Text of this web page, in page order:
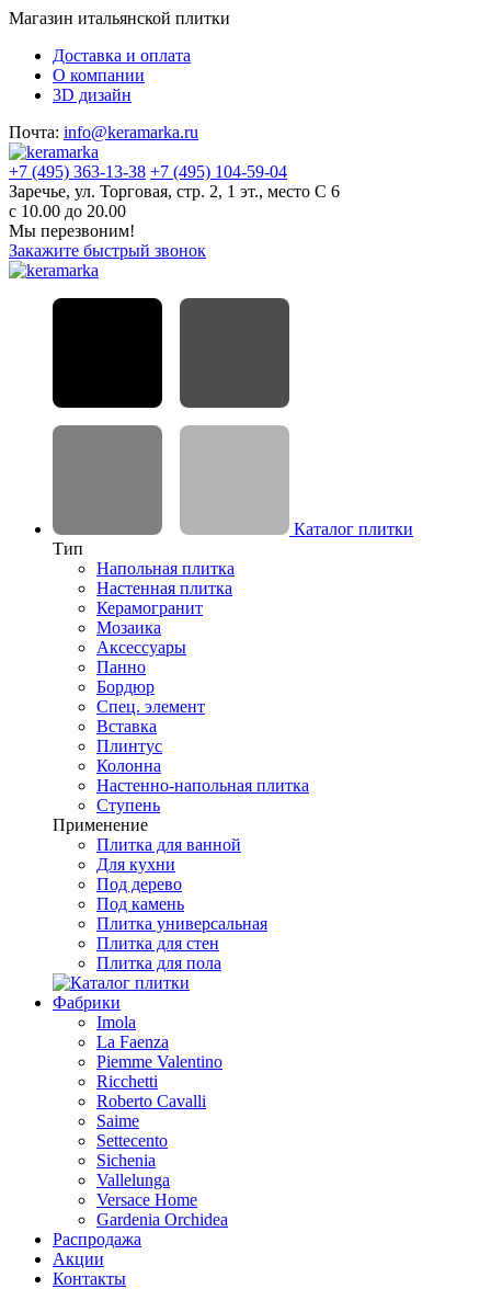
Магазин итальянской плитки
Доставка и оплата
О компании
3D дизайн
Почта: info@keramarka.ru
+7 (495) 363-13-38 +7 (495) 104-59-04
Заречье, ул. Торговая, стр. 2, 1 эт., место С 6
с 10.00 до 20.00
Мы перезвоним!
Закажите быстрый звонок
Каталог плитки
Тип
Напольная плитка
Настенная плитка
Керамогранит
Мозаика
Аксессуары
Панно
Бордюр
Спец. элемент
Вставка
Плинтус
Колонна
Настенно-напольная плитка
Ступень
Применение
Плитка для ванной
Для кухни
Под дерево
Под камень
Плитка универсальная
Плитка для стен
Плитка для пола
Фабрики
Imola
La Faenza
Piemme Valentino
Ricchetti
Roberto Cavalli
Saime
Settecento
Sichenia
Vallelunga
Versace Home
Gardenia Orchidea
Распродажа
Акции
Контакты